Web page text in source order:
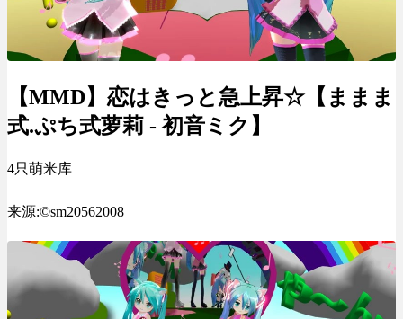
【MMD】恋はきっと急上昇☆【ままま
式.ぷち式萝莉 - 初音ミク】
4只萌米库
来源:©sm20562008